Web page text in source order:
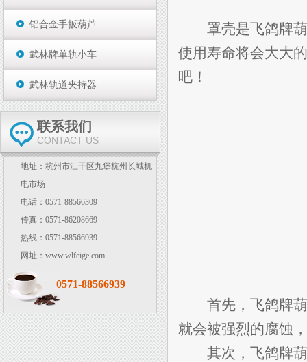
铝合金手扳葫芦
武林牌单轨小车
武林轨道夹持器
联系我们
CONTACT US
地址：杭州市江干区九堡杭州长城机
电市场
电话：0571-88566309
传真：0571-86208669
热线：0571-88566939
网址：www.wlfeige.com
0571-88566939
罩壳是飞鸽牌葫
使用寿命将会大大
吧！
首先，飞鸽牌葫
就会被强烈的腐蚀
其次，飞鸽牌葫